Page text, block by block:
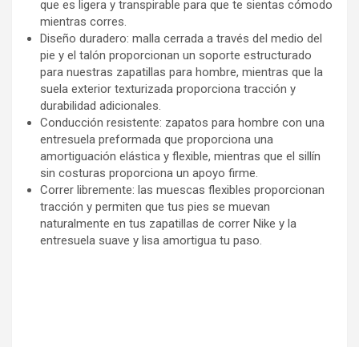
que es ligera y transpirable para que te sientas cómodo
mientras corres.
Diseño duradero: malla cerrada a través del medio del
pie y el talón proporcionan un soporte estructurado
para nuestras zapatillas para hombre, mientras que la
suela exterior texturizada proporciona tracción y
durabilidad adicionales.
Conducción resistente: zapatos para hombre con una
entresuela preformada que proporciona una
amortiguación elástica y flexible, mientras que el sillín
sin costuras proporciona un apoyo firme.
Correr libremente: las muescas flexibles proporcionan
tracción y permiten que tus pies se muevan
naturalmente en tus zapatillas de correr Nike y la
entresuela suave y lisa amortigua tu paso.